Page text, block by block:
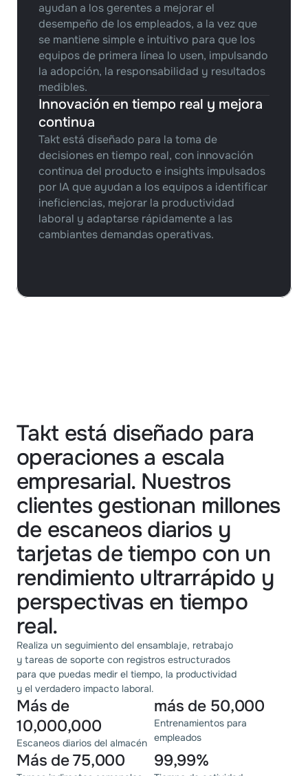
ayudan a los gerentes a mejorar el
desempeño de los empleados, a la vez que
se mantiene simple e intuitivo para que los
equipos de primera línea lo usen, impulsando
la adopción, la responsabilidad y resultados
medibles.
Innovación en tiempo real y mejora
continua
Takt está diseñado para la toma de
decisiones en tiempo real, con innovación
continua del producto e insights impulsados
por IA que ayudan a los equipos a identificar
ineficiencias, mejorar la productividad
laboral y adaptarse rápidamente a las
cambiantes demandas operativas.
Takt está diseñado para
operaciones a escala
empresarial. Nuestros
clientes gestionan millones
de escaneos diarios y
tarjetas de tiempo con un
rendimiento ultrarrápido y
perspectivas en tiempo
real.
Realiza un seguimiento del ensamblaje, retrabajo
y tareas de soporte con registros estructurados
para que puedas medir el tiempo, la productividad
y el verdadero impacto laboral.
Más de
10,000,000
Escaneos diarios del almacén
más de 50,000
Entrenamientos para
empleados
Más de 75,000 99,99%